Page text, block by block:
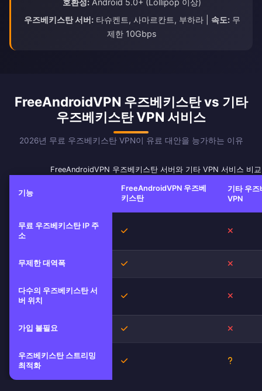
호환성: Android 5.0+ (Lollipop 이상)
우즈베키스탄 서버:타슈켄트, 사마르칸트, 부하라 | 속도:무
제한 10Gbps
FreeAndroidVPN 우즈베키스탄 vs 기타
우즈베키스탄 VPN 서비스
2026년 무료 우즈베키스탄 VPN이 유료 대안을 능가하는 이유
FreeAndroidVPN 우즈베키스탄 서버와 기타 VPN 서비스 비교
기능
FreeAndroidVPN 우즈베
키스탄
기타 우
VPN
무료 우즈베키스탄 IP 주
소
예
무제한 대역폭 예
다수의 우즈베키스탄 서
버 위치
예
가입 불필요 예
우즈베키스탄 스트리밍
최적화
예